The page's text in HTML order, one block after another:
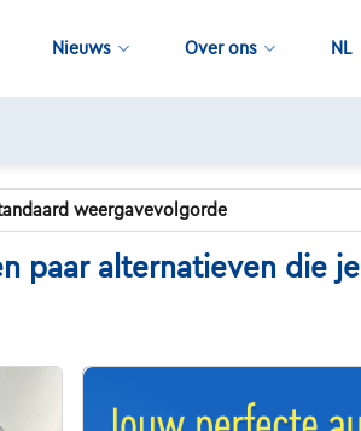
Nieuws Over ons NL
paar alternatieven die je